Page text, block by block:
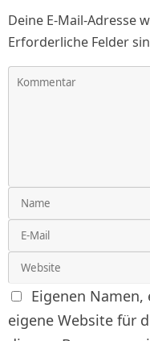
Deine E-Mail-Adresse
Erforderliche Felder
Eigenen Namen,
eigene Website für